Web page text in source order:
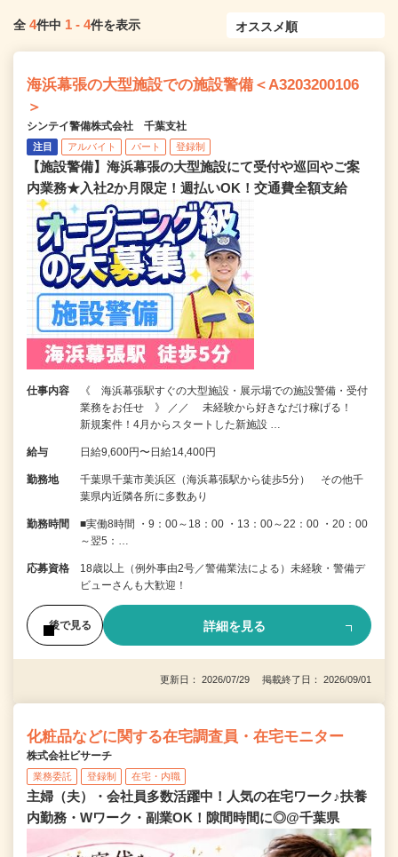
全 4件中 1 - 4件を表示
海浜幕張の大型施設での施設警備＜A3203200106
＞
シンテイ警備株式会社 千葉支社
注目 アルバイト パート 登録制
【施設警備】海浜幕張の大型施設にて受付や巡回やご案
内業務★入社2か月限定！週払いOK！交通費全額支給
仕事内容
《 海浜幕張駅すぐの大型施設・展示場での施設警備・受付
業務をお任せ 》 ／／ 未経験から好きなだけ稼げる！
新規案件！4月からスタートした新施設 …
給与 日給9,600円〜日給14,400円
勤務地
千葉県千葉市美浜区（海浜幕張駅から徒歩5分） その他千
葉県内近隣各所に多数あり
勤務時間
■実働8時間 ・9：00～18：00 ・13：00～22：00 ・20：00
～翌5：…
応募資格
18歳以上（例外事由2号／警備業法による）未経験・警備デ
ビューさんも大歓迎！
後で見る 詳細を見る
更新日： 2026/07/29 掲載終了日： 2026/09/01
化粧品などに関する在宅調査員・在宅モニター
株式会社ビサーチ
業務委託 登録制 在宅・内職
主婦（夫）・会社員多数活躍中！人気の在宅ワーク♪扶養
内勤務・Wワーク・副業OK！隙間時間に◎@千葉県